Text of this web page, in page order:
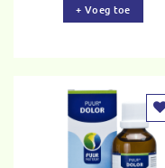
+ Voeg toe
Toevoegen
verlanglijst